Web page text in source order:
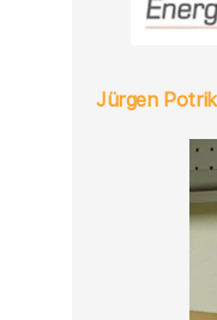
Jürgen